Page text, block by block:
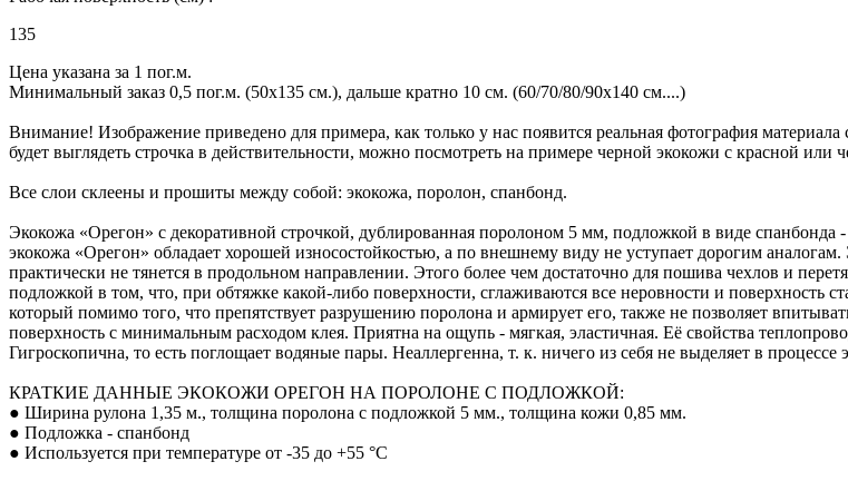
135
Цена указана за 1 пог.м.
Минимальный заказ 0,5 пог.м. (50х135 см.), дальше кратно 10 см. (60/70/80/90х140 см....)
Внимание! Изображение приведено для примера, как только у нас появится реальная фотография
будет выглядеть строчка в действительности, можно посмотреть на примере черной экокожи с красной или
Все слои склеены и прошиты между собой: экокожа, поролон, спанбонд.
Экокожа «Орегон» с декоративной строчкой, дублированная поролоном 5 мм, подложкой в виде спанбонда
экокожа «Орегон» обладает хорошей износостойкостью, а по внешнему виду не уступает дорогим
практически не тянется в продольном направлении. Этого более чем достаточно для пошива чехлов и
подложкой в том, что, при обтяжке какой-либо поверхности, сглаживаются все неровности и поверхность
который помимо того, что препятствует разрушению поролона и армирует его, также не позволяет
поверхность с минимальным расходом клея. Приятна на ощупь - мягкая, эластичная. Её свойства
Гигроскопична, то есть поглощает водяные пары. Неаллергенна, т. к. ничего из себя не выделяет в процессе
КРАТКИЕ ДАННЫЕ ЭКОКОЖИ ОРЕГОН НА ПОРОЛОНЕ С ПОДЛОЖКОЙ:
● Ширина рулона 1,35 м., толщина поролона с подложкой 5 мм., толщина кожи 0,85 мм.
● Подложка - спанбонд
● Используется при температуре от -35 до +55 °С